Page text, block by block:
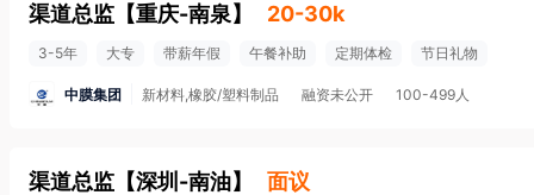
渠道总监 【重庆-南泉】 20-30k
3-5年 大专 带薪年假 午餐补助 定期体检 节日礼物
中膜集团 新材料,橡胶/塑料制品 融资未公开 100-499人
渠道总监 【深圳-南油】 面议